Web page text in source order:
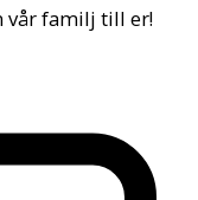
vår familj till er!